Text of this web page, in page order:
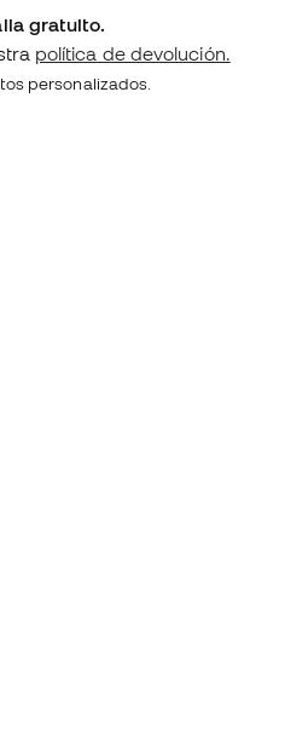
gratuito.
política de devolución.
personalizados.